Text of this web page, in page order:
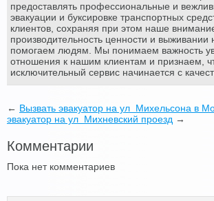
предоставлять профессиональные и
эвакуации и буксировке транспортных
клиентов, сохраняя при этом наше
производительность ценности и
помогаем людям. Мы понимаем важность
отношения к нашим клиентам и признаем,
исключительный сервис начинается с
← Вызвать эвакуатор на ул Михельсона в
эвакуатор на ул Михневский проезд →
Комментарии
Пока нет комментариев